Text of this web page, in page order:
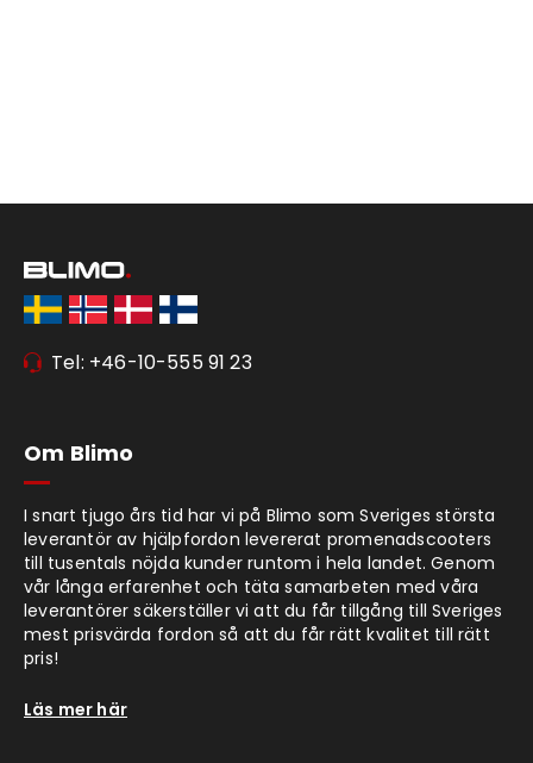
Tel: +46-10-555 91 23
Om Blimo
I snart tjugo års tid har vi på Blimo som Sveriges största
leverantör av hjälpfordon levererat promenadscooters
till tusentals nöjda kunder runtom i hela landet. Genom
vår långa erfarenhet och täta samarbeten med våra
leverantörer säkerställer vi att du får tillgång till Sveriges
mest prisvärda fordon så att du får rätt kvalitet till rätt
pris!
Läs mer här